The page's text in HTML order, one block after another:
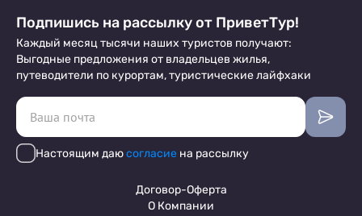
Подпишись на рассылку от ПриветТур!
Каждый месяц тысячи наших туристов получают:
Выгодные предложения от владельцев жилья,
путеводители по курортам, туристические лайфхаки
Настоящим даюсогласие на рассылку
Договор-Оферта
О Компании